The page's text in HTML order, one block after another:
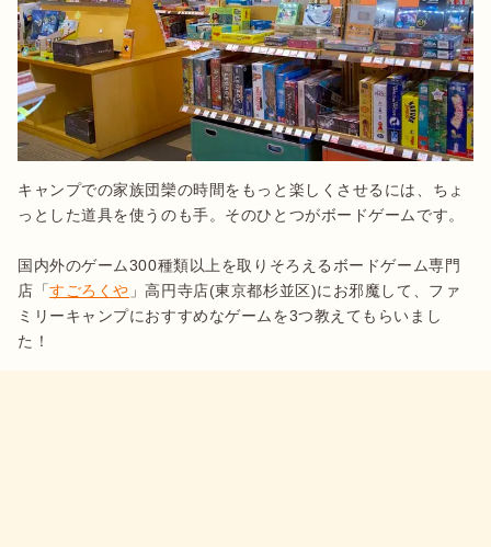
キャンプでの家族団欒の時間をもっと楽しくさせるには、ちょ
っとした道具を使うのも手。そのひとつがボードゲームです。
国内外のゲーム300種類以上を取りそろえるボードゲーム専門
店「すごろくや 」高円寺店(東京都杉並区)にお邪魔して、ファ
ミリーキャンプにおすすめなゲームを3つ教えてもらいまし
た！